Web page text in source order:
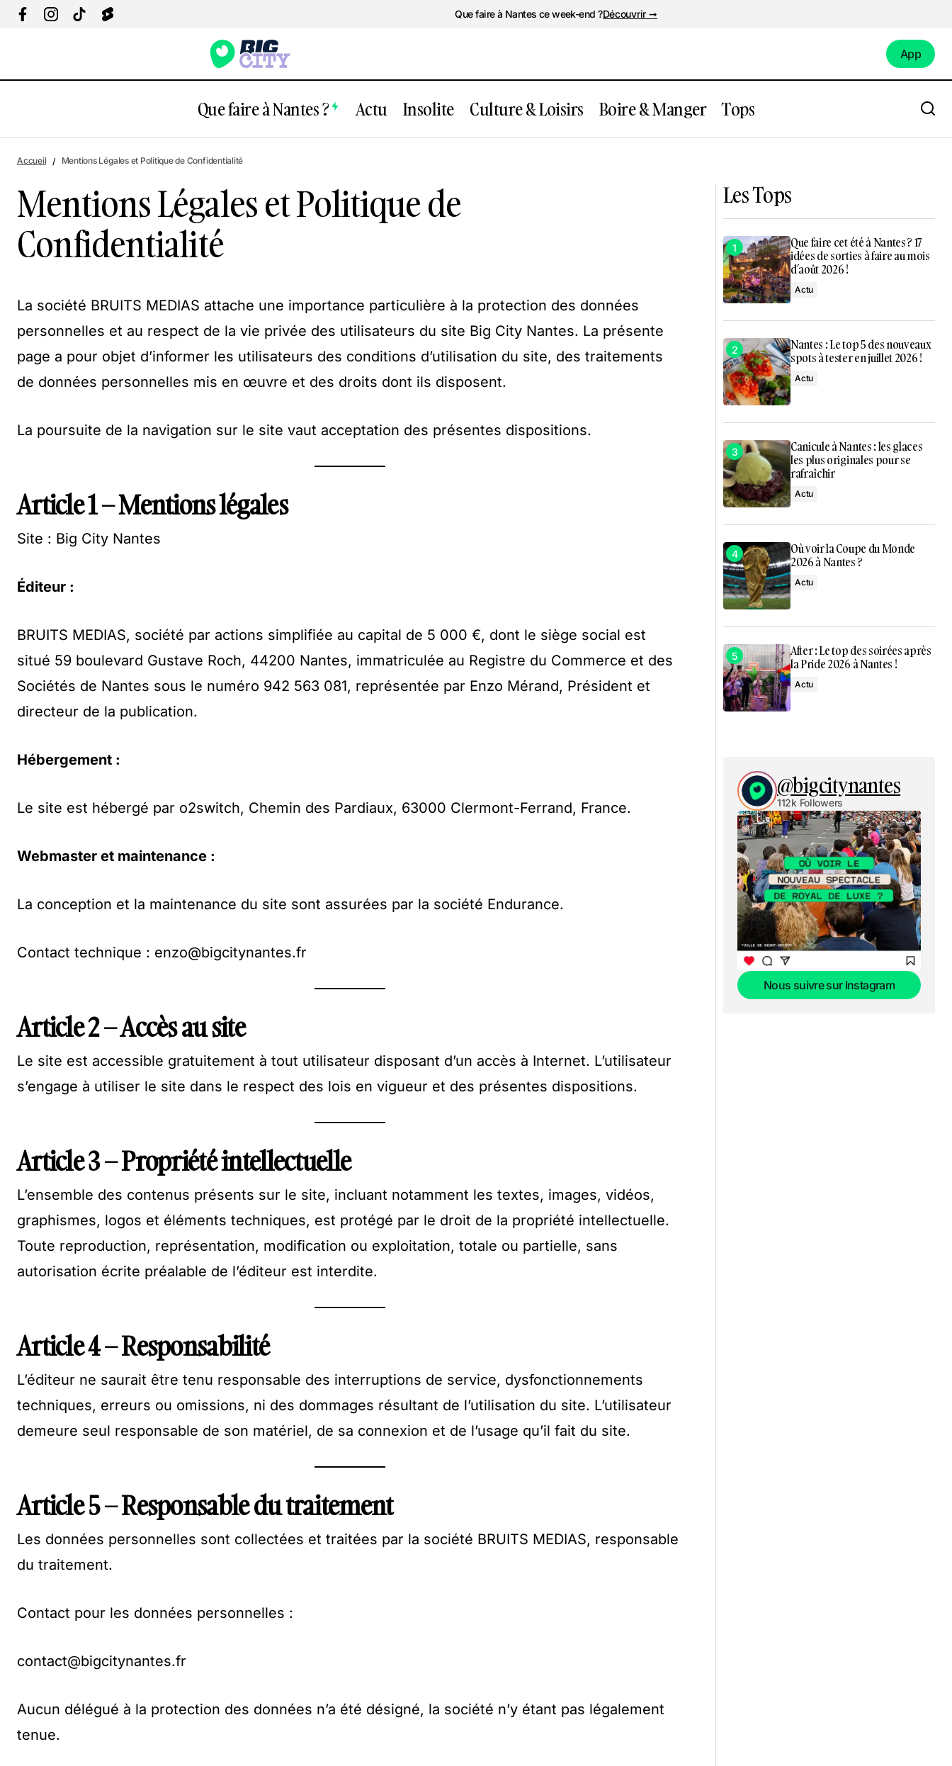
Que faire à Nantes ce week-end ?Découvrir ➞
App
Que faire à Nantes ? Actu Insolite Culture & Loisirs Boire & Manger Tops
Accueil Mentions Légales et Politique de Confidentialité
Mentions Légales et Politique de
Confidentialité
La société BRUITS MEDIAS attache une importance particulière à la protection des données
personnelles et au respect de la vie privée des utilisateurs du site Big City Nantes. La présente
page a pour objet d’informer les utilisateurs des conditions d’utilisation du site, des traitements
de données personnelles mis en œuvre et des droits dont ils disposent.
La poursuite de la navigation sur le site vaut acceptation des présentes dispositions.
Article 1 – Mentions légales
Site : Big City Nantes
Éditeur :
BRUITS MEDIAS, société par actions simplifiée au capital de 5 000 €, dont le siège social est
situé 59 boulevard Gustave Roch, 44200 Nantes, immatriculée au Registre du Commerce et des
Sociétés de Nantes sous le numéro 942 563 081, représentée par Enzo Mérand, Président et
directeur de la publication.
Hébergement :
Le site est hébergé par o2switch, Chemin des Pardiaux, 63000 Clermont-Ferrand, France.
Webmaster et maintenance :
La conception et la maintenance du site sont assurées par la société Endurance.
Contact technique : enzo@bigcitynantes.fr
Article 2 – Accès au site
Le site est accessible gratuitement à tout utilisateur disposant d’un accès à Internet. L’utilisateur
s’engage à utiliser le site dans le respect des lois en vigueur et des présentes dispositions.
Article 3 – Propriété intellectuelle
L’ensemble des contenus présents sur le site, incluant notamment les textes, images, vidéos,
graphismes, logos et éléments techniques, est protégé par le droit de la propriété intellectuelle.
Toute reproduction, représentation, modification ou exploitation, totale ou partielle, sans
autorisation écrite préalable de l’éditeur est interdite.
Article 4 – Responsabilité
L’éditeur ne saurait être tenu responsable des interruptions de service, dysfonctionnements
techniques, erreurs ou omissions, ni des dommages résultant de l’utilisation du site. L’utilisateur
demeure seul responsable de son matériel, de sa connexion et de l’usage qu’il fait du site.
Article 5 – Responsable du traitement
Les données personnelles sont collectées et traitées par la société BRUITS MEDIAS, responsable
du traitement.
Contact pour les données personnelles :
contact@bigcitynantes.fr
Aucun délégué à la protection des données n’a été désigné, la société n’y étant pas légalement
tenue.
Les Tops
Que faire cet été à Nantes ? 17
idées de sorties à faire au mois
d’août 2026 !
Actu
Nantes : Le top 5 des nouveaux
spots à tester en juillet 2026 !
Actu
Canicule à Nantes : les glaces
les plus originales pour se
rafraîchir
Actu
Où voir la Coupe du Monde
2026 à Nantes ?
Actu
After : Le top des soirées après
la Pride 2026 à Nantes !
Actu
@bigcitynantes
112k Followers
Nous suivre sur Instagram